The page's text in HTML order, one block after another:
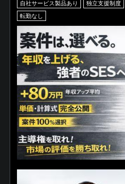
自社サービス製品あり
独立支援制度
転勤なし